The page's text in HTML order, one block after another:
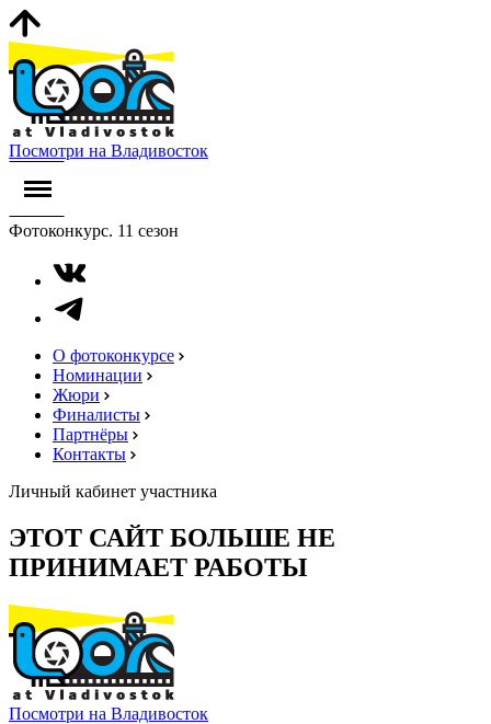
Посмотри на Владивосток
Фотоконкурс. 11 сезон
О фотоконкурсе
Номинации
Жюри
Финалисты
Партнёры
Контакты
Личный кабинет участника
ЭТОТ САЙТ БОЛЬШЕ НЕ
ПРИНИМАЕТ РАБОТЫ
Посмотри на Владивосток